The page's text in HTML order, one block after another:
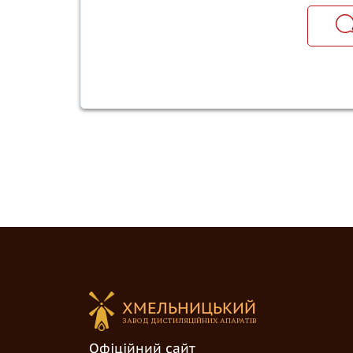
ХМЕЛЬНИЦЬКИЙ
ЗАВОД ДИCTИЛЯЦІЙНИХ АПАРАТІВ
Офіційний сайт